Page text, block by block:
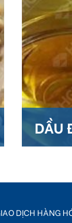
DẦU
DỊCH HÀNG